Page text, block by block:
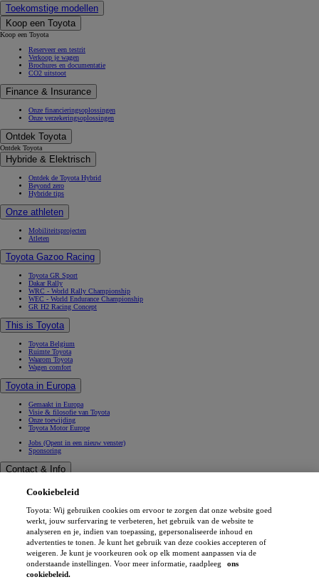
Toekomstige modellen
Koop een Toyota
Koop een Toyota
Reserveer een testrit
Verkoop je wagen
Brochures en documentatie
CO2 uitstoot
Finance & Insurance
Onze financieringsoplossingen
Onze verzekeringsoplossingen
Ontdek Toyota
Ontdek Toyota
Hybride & Elektrisch
Ontdek de Toyota Hybrid
Beyond zero
Hybride tips
Onze athleten
Mobiliteitsprojecten
Atleten
Toyota Gazoo Racing
Toyota GR Sport
Dakar Rally
WRC - World Rally Championship
WEC - World Endurance Championship
GR H2 Racing Concept
This is Toyota
Toyota Belgium
Ruimte Toyota
Waarom Toyota
Wagen comfort
Toyota in Europa
Gemaakt in Europa
Visie & filosofie van Toyota
Onze toewijding
Toyota Motor Europe
Jobs (Opent in een nieuw venster)
Sponsoring
Contact & Info
Vind een verdeler
Verkoopafspraak(Opent in een nieuw venster)
Contacteer ons
Onze verdelers
FAQ (Veelgestelde vragen)
Wettelijke vermelding
Privéleven
Data sharing
Cookies
Cookiebeleid
Toyota: Wij gebruiken cookies om ervoor te zorgen dat onze website goed
werkt, jouw surfervaring te verbeteren, het gebruik van de website te
analyseren en je, indien van toepassing, gepersonaliseerde inhoud en
advertenties te tonen. Je kunt het gebruik van deze cookies accepteren of
weigeren. Je kunt je voorkeuren ook op elk moment aanpassen via de
onderstaande instellingen. Voor meer informatie, raadpleeg
ons
cookiebeleid.